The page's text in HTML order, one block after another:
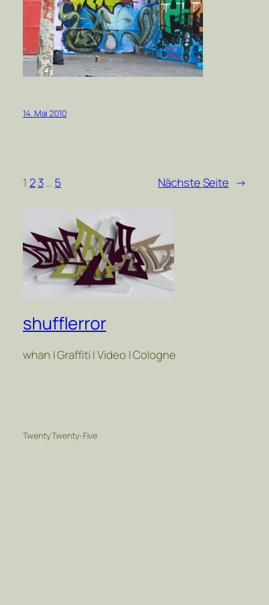
14. Mai 2010
1 2 3… 5 Nächste Seite →
shufflerror
whan | Graffiti | Video | Cologne
Twenty Twenty-Five